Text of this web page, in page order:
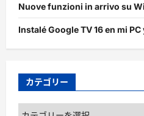
Nuove funzioni in arrivo su
Instalé Google TV 16 en mi PC
カテゴリー
カ